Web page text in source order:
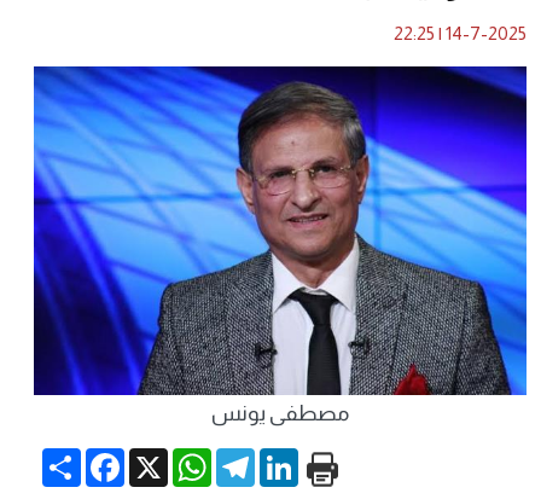
14-7-2025
|
22:25
مصطفى يونس
Share
Facebook X
WhatsApp
TelegramLinkedIn